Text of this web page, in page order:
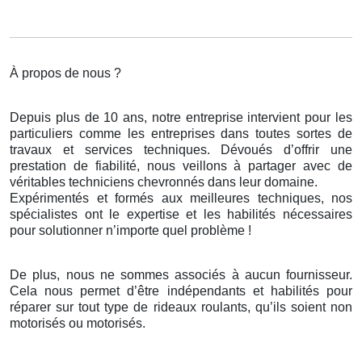
À propos de nous ?
Depuis plus de 10 ans, notre entreprise intervient pour les
particuliers comme les entreprises dans toutes sortes de
travaux et services techniques. Dévoués d’offrir une
prestation de fiabilité, nous veillons à partager avec de
véritables techniciens chevronnés dans leur domaine.
Expérimentés et formés aux meilleures techniques, nos
spécialistes ont le expertise et les habilités nécessaires
pour solutionner n’importe quel problème !
De plus, nous ne sommes associés à aucun fournisseur.
Cela nous permet d’être indépendants et habilités pour
réparer sur tout type de rideaux roulants, qu’ils soient non
motorisés ou motorisés.